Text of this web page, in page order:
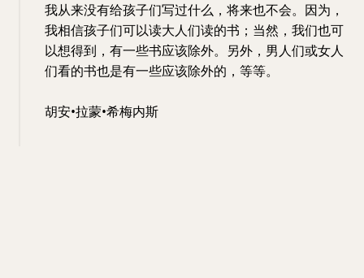
我从来没有给孩子们写过什么，将来也不会。因为，
我相信孩子们可以读大人们读的书；当然，我们也可
以想得到，有一些书应该除外。另外，男人们或女人
们看的书也是有一些应该除外的，等等。
胡安•拉蒙•希梅内斯